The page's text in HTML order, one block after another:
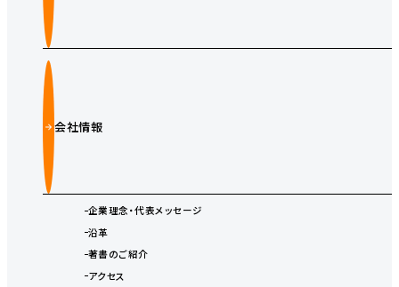
会社情報
企業理念・代表メッセージ
沿革
著書のご紹介
アクセス